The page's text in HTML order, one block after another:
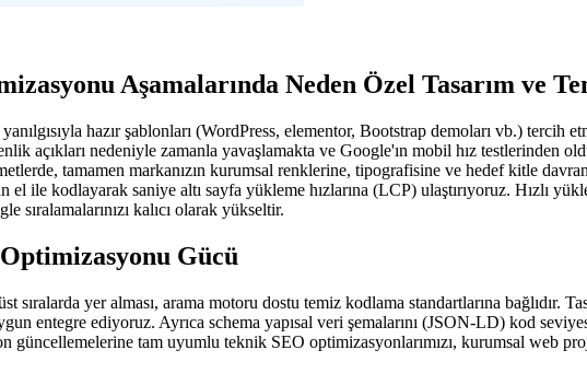
Aşamalarında Neden Özel Tasarım ve
hazır şablonları (WordPress, elementor, Bootstrap demoları vb.) tercih
açıkları nedeniyle zamanla yavaşlamakta ve Google'ın mobil hız testlerinden
tamamen markanızın kurumsal renklerine, tipografisine ve hedef kitle
el ile kodlayarak saniye altı sayfa yükleme hızlarına (LCP) ulaştırıyoruz. Hızlı
sıralamalarınızı kalıcı olarak yükseltir.
Gücü
sıralarda yer alması, arama motoru dostu temiz kodlama standartlarına bağlıdır.
entegre ediyoruz. Ayrıca schema yapısal veri şemalarını (JSON-LD) kod
güncellemelerine tam uyumlu teknik SEO optimizasyonlarımızı, kurumsal web